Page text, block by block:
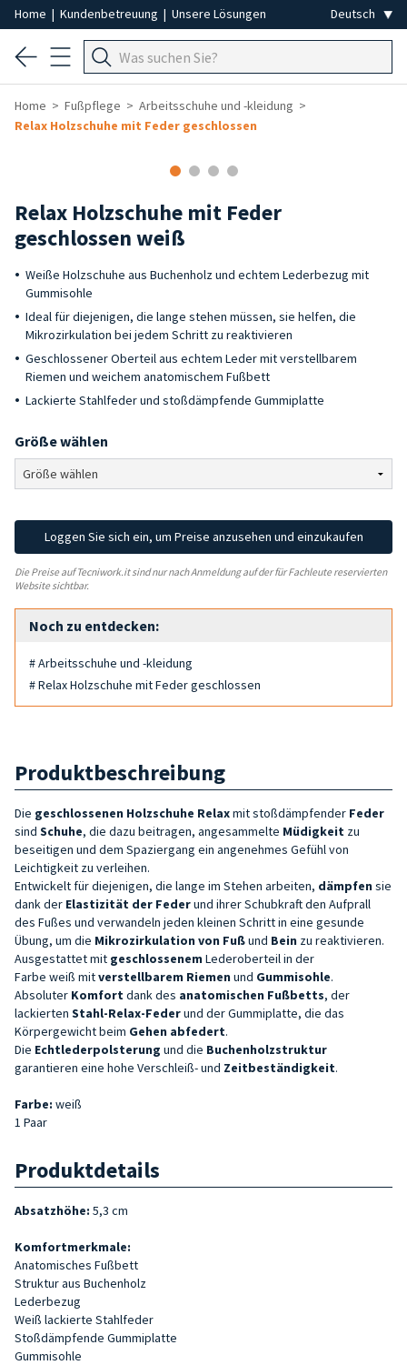
Home | Kundenbetreuung | Unsere Lösungen
Home Fußpflege
Arbeitsschuhe und -kleidung
Relax Holzschuhe mit Feder geschlossen
Relax Holzschuhe mit Feder
geschlossen weiß
Weiße Holzschuhe aus Buchenholz und echtem Lederbezug mit
Gummisohle
Ideal für diejenigen, die lange stehen müssen, sie helfen, die
Mikrozirkulation bei jedem Schritt zu reaktivieren
Geschlossener Oberteil aus echtem Leder mit verstellbarem
Riemen und weichem anatomischem Fußbett
Lackierte Stahlfeder und stoßdämpfende Gummiplatte
Größe wählen
Loggen Sie sich ein, um Preise anzusehen und einzukaufen
Die Preise auf Tecniwork.it sind nur nach Anmeldung auf der für Fachleute reservierten
Website sichtbar.
Noch zu entdecken:
# Arbeitsschuhe und -kleidung
# Relax Holzschuhe mit Feder geschlossen
Produktbeschreibung
Die geschlossenen Holzschuhe Relaxmit stoßdämpfender Feder
sind Schuhe, die dazu beitragen, angesammelte Müdigkeit zu
beseitigen und dem Spaziergang ein angenehmes Gefühl von
Leichtigkeit zu verleihen.
Entwickelt für diejenigen, die lange im Stehen arbeiten, dämpfen sie
dank der Elastizität der Federund ihrer Schubkraft den Aufprall
des Fußes und verwandeln jeden kleinen Schritt in eine gesunde
Übung, um die Mikrozirkulation von Fußund Bein zu reaktivieren.
Ausgestattet mit geschlossenem Lederoberteil in der
Farbe weiß mitverstellbarem Riemen und Gummisohle.
Absoluter Komfort dank des anatomischen Fußbetts, der
lackierten Stahl-Relax-Federund der Gummiplatte, die das
Körpergewicht beim Gehen abfedert.
Die Echtlederpolsterung und die Buchenholzstruktur
garantieren eine hohe Verschleiß- und Zeitbeständigkeit.
Farbe: weiß
1 Paar
Produktdetails
Absatzhöhe: 5,3 cm
Komfortmerkmale:
Anatomisches Fußbett
Struktur aus Buchenholz
Lederbezug
Weiß lackierte Stahlfeder
Stoßdämpfende Gummiplatte
Gummisohle